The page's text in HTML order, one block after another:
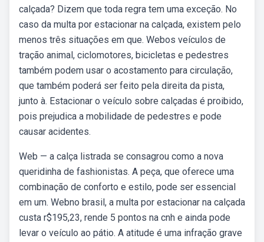
calçada? Dizem que toda regra tem uma exceção. No
caso da multa por estacionar na calçada, existem pelo
menos três situações em que. Webos veículos de
tração animal, ciclomotores, bicicletas e pedestres
também podem usar o acostamento para circulação,
que também poderá ser feito pela direita da pista,
junto à. Estacionar o veículo sobre calçadas é proibido,
pois prejudica a mobilidade de pedestres e pode
causar acidentes.
Web — a calça listrada se consagrou como a nova
queridinha de fashionistas. A peça, que oferece uma
combinação de conforto e estilo, pode ser essencial
em um. Webno brasil, a multa por estacionar na calçada
custa r$195,23, rende 5 pontos na cnh e ainda pode
levar o veículo ao pátio. A atitude é uma infração grave